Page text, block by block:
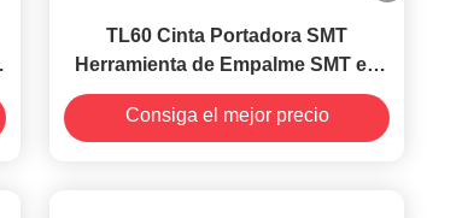
TL60 Cinta Portadora SMT
Herramienta de Empalme SMT en
Zig Zag Diseñada con Dientes de
Sierra
Consiga el mejor precio